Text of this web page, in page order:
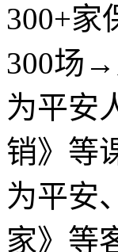
300+家
300场
为平安
销》等
为平安
家》等